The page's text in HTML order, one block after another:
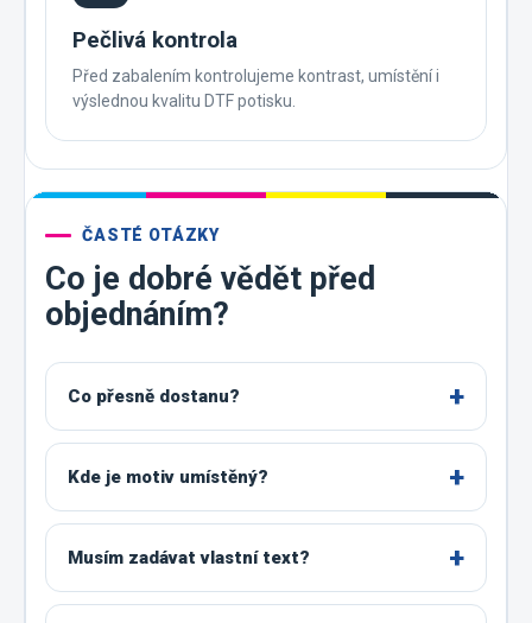
Pečlivá kontrola
Před zabalením kontrolujeme kontrast, umístění i
výslednou kvalitu DTF potisku.
ČASTÉ OTÁZKY
Co je dobré vědět před
objednáním?
Co přesně dostanu?
Kde je motiv umístěný?
Musím zadávat vlastní text?